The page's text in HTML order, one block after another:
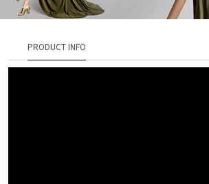
PRODUCT INFO